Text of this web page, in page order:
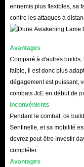
ennemis plus flexibles, sa
contre les attaques à
Avantages
Comparé à d'autres
faible, il est donc plus
dégagement est puissant,
combats JcE en début de
Inconvénients
Pendant le combat, ce
Sentinelle, et sa mobilité
devrez peut-être investir
compléter.
Avantages